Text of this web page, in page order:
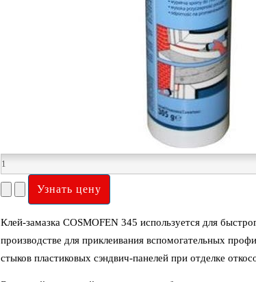
Клей-замазка COSMOFEN 345 используется для
производстве для приклеивания вспомогательных
стыков пластиковых сэндвич-панелей при отделке